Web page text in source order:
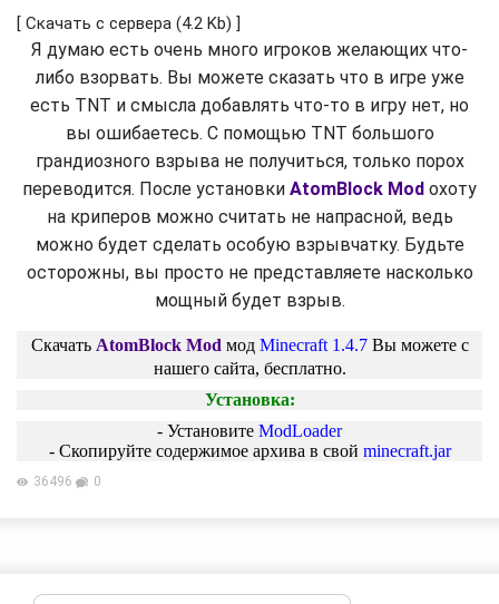
[ Скачать с сервера (4.2 Kb) ]
Я думаю есть очень много игроков желающих что-
либо взорвать. Вы можете сказать что в игре уже
есть TNT и смысла добавлять что-то в игру нет, но
вы ошибаетесь. С помощью TNT большого
грандиозного взрыва не получиться, только порох
переводится. После установки AtomBlock Mod охоту
на криперов можно считать не напрасной, ведь
можно будет сделать особую взрывчатку. Будьте
осторожны, вы просто не представляете насколько
мощный будет взрыв.
Скачать AtomBlock Mod мод Minecraft 1.4.7Вы можете с
нашего сайта, бесплатно.
Установка:
- Установите ModLoader
- Скопируйте содержимое архива в свой minecraft.jar
36496 0